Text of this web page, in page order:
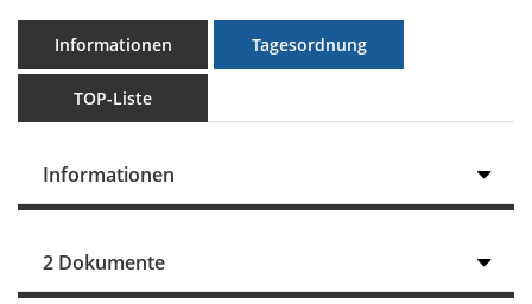
Informationen Tagesordnung
TOP-Liste
Informationen
2 Dokumente